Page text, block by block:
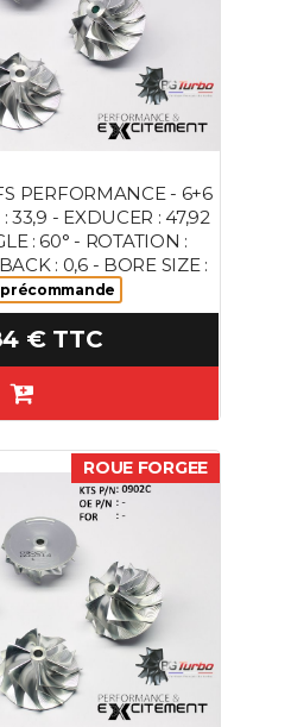
PERFORMANCE - 6+6
33,9 - EXDUCER : 47,92
: 60° - ROTATION :
: 0,6 - BORE SIZE :
précommande
€ TTC
ROUE FORGEE